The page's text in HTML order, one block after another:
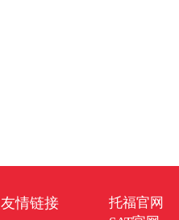
友情链接 托福官网